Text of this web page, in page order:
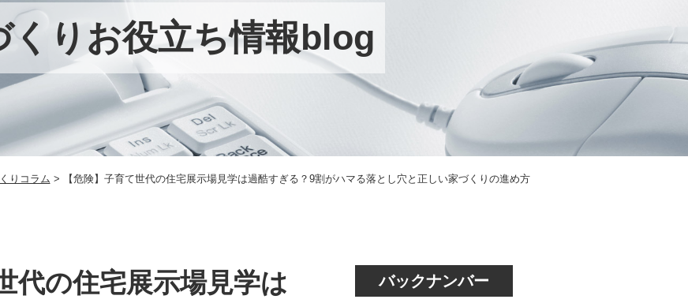
くりお役立ち情報blog
りコラム > 【危険】子育て世代の住宅展示場見学は過酷すぎる？9割がハマる落とし穴と正しい家づくりの進め方
代の住宅展示場見学は
バックナンバー